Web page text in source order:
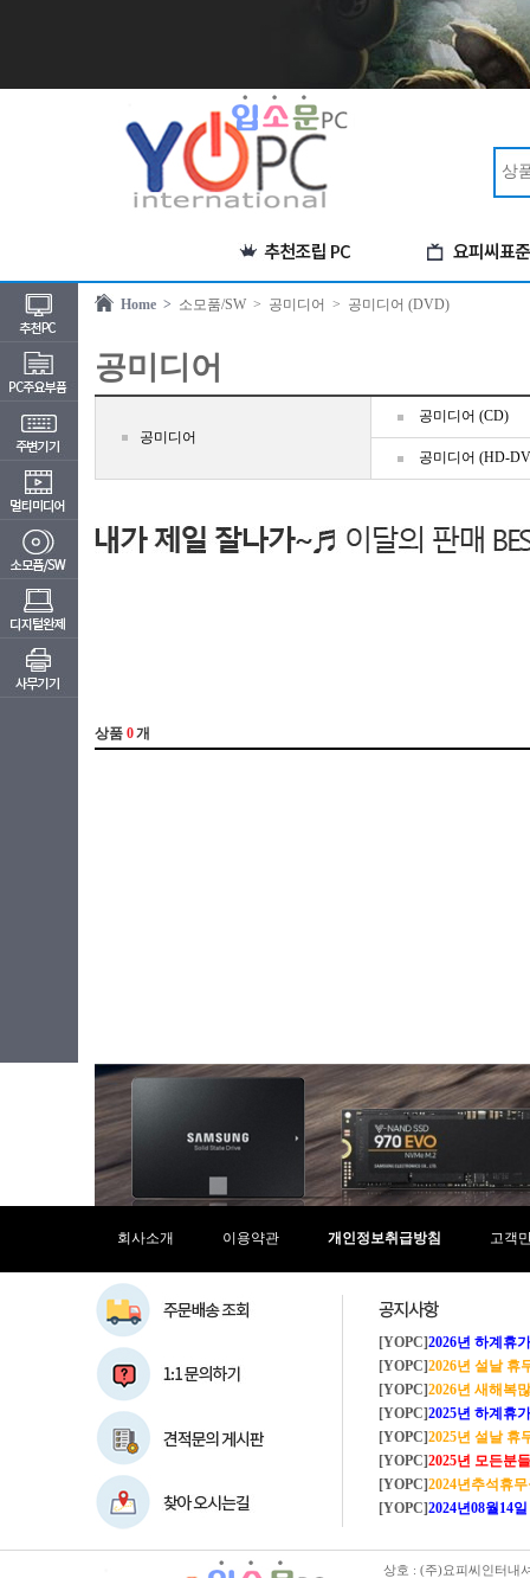
Home > 소모품/SW > 공미디어 > 공미디어 (DVD)
공미디어
공미디어
공미디어 (CD)
공미디어 (HD-
회사소개 이용약관 개인정보취급방침 고객
[YOPC]2026년 하계휴가 8/1~8/4
[YOPC]2026년 설날 휴
[YOPC]2026년 새해복많
[YOPC]2025년 하계휴가 8/2~8/5
[YOPC]2025년 설날 휴
[YOPC]2025년 모든분들 새해복
[YOPC]2024년추석휴
[YOPC]2024년08월14일 수요일 택
상호 : (주)요피씨인터내